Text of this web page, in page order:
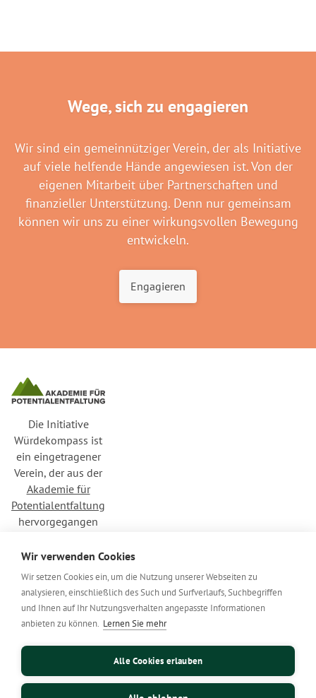
Wege, sich zu engagieren
Wir sind ein gemeinnütziger Verein, der als Initiative
auf viele helfende Hände angewiesen ist. Von der
eigenen Mitarbeit über Partnerschaften und
finanzieller Unterstützung. Denn nur gemeinsam
können wir uns zu einer wirkungsvollen Bewegung
entwickeln.
Engagieren
Die Initiative
Würdekompass ist
ein eingetragener
Verein, der aus der
Akademie für
Potentialentfaltung
hervorgegangen
In Verbundenheit
mitliebevoll.jetzt
Cookie-Einstellungen
Wir verwenden Cookies
Wir setzen Cookies ein, um die Nutzung unserer Webseiten zu
analysieren, einschließlich des Such und Surfverlaufs, Suchbegriffen
und Ihnen auf Ihr Nutzungsverhalten angepasste Informationen
anbieten zu können. Lernen Sie mehr
Alle Cookies erlauben